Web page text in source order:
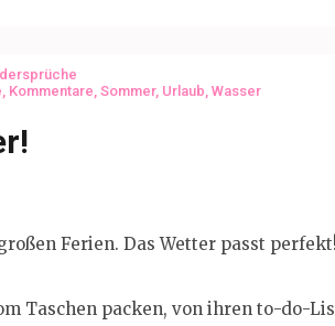
, Kommentare, Sommer, Urlaub, Wasser
Ferien. Das Wetter passt perfekt!
Taschen packen, von ihren to-do-